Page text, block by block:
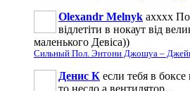
Olexandr Melnyk ахххх
відлетіти в нокаут від
маленького Девіса))
Сильный Пол. Энтони Джошуа –
Денис К если тебя в
то несло а вентилятор...